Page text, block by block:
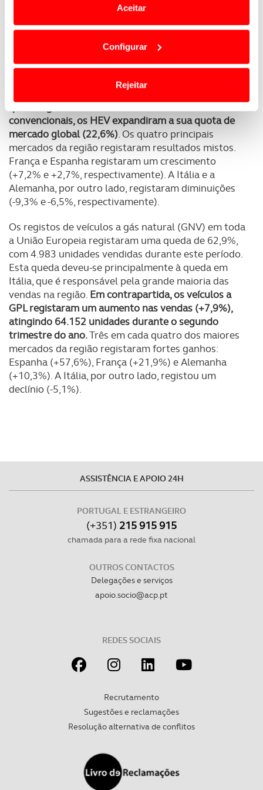
Em alguns casos, a utilização destas tecnologias
termos e a todo o tempo as suas preferências e limitando
o acesso a informações durante a navegação no
personalizar conteúdos e anúncios, para lhe proporcionar
funcionalidades de redes sociais, bem como para
analisar dados de navegação no nosso website.
Adicionalmente partilhamos informação, relativa à sua
utilização do nosso site de publicidade e de análise, com
parceiros e organizações na UE e em países terceiros.
O ACP garantirá que as transferências internacionais de
dados pessoais serão realizadas apenas com o seu
consentimento e quando tal se afigure estritamente
necessário no contexto dos serviços a prestar.
Realçamos que o bloqueio de certo tipo de Cookies e
tecnologias similares pode ter impacto na sua
experiência de navegação no Website e nos serviços
disponibilizados.
Consulte a política de cookies do site.
Aceitar
Configurar
Rejeitar
todos os principais mercados registaram quedas
nas vendas de PHEV: França (-17,4%), Alemanha
(-16,9%) e Itália (-6,9%).
As vendas de veículos eléctricos híbridos (HEV) na
União Europeia diminuíram 2,2% durante o
segundo trimestre do ano. No entanto, devido à
convencionais, os HEV expandiram a sua quota de
mercado global (22,6%). Os quatro principais
mercados da região registaram resultados mistos.
França e Espanha registaram um crescimento
(+7,2% e +2,7%, respectivamente). A Itália e a
Alemanha, por outro lado, registaram diminuições
(-9,3% e -6,5%, respectivamente).
Os registos de veículos a gás natural (GNV) em toda
a União Europeia registaram uma queda de 62,9%,
com 4.983 unidades vendidas durante este período.
Esta queda deveu-se principalmente à queda em
Itália, que é responsável pela grande maioria das
vendas na região. Em contrapartida, os veículos a
GPL registaram um aumento nas vendas (+7,9%),
atingindo 64.152 unidades durante o segundo
trimestre do ano.Três em cada quatro dos maiores
mercados da região registaram fortes ganhos:
Espanha (+57,6%), França (+21,9%) e Alemanha
(+10,3%). A Itália, por outro lado, registou um
declínio (-5,1%).
ASSISTÊNCIA E APOIO 24H
PORTUGAL E ESTRANGEIRO
(+351) 215 915 915
chamada para a rede fixa nacional
OUTROS CONTACTOS
Delegações e serviços
apoio.socio@acp.pt
REDES SOCIAIS
Recrutamento
Sugestões e reclamações
Resolução alternativa de conflitos